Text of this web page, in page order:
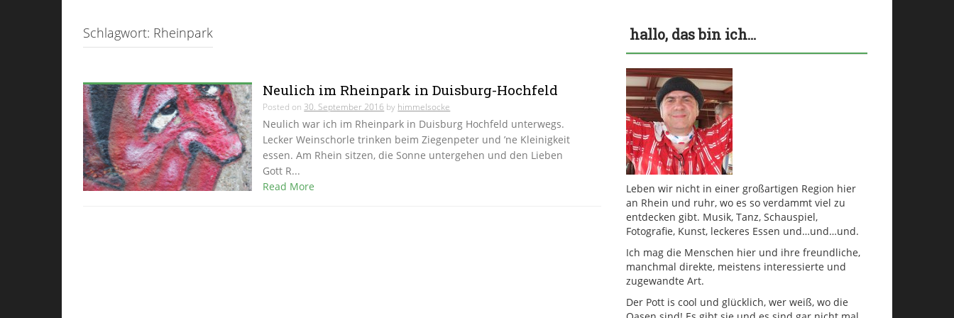
Schlagwort: Rheinpark
Neulich im Rheinpark in Duisburg-Hochfeld
Posted on30. September 2016 by himmelsocke
Neulich war ich im Rheinpark in Duisburg Hochfeld unterwegs.
Lecker Weinschorle trinken beim Ziegenpeter und ’ne Kleinigkeit
essen. Am Rhein sitzen, die Sonne untergehen und den Lieben
Gott R...
Read More
hallo, das bin ich…
Leben wir nicht in einer großartigen Region hier
an Rhein und ruhr, wo es so verdammt viel zu
entdecken gibt. Musik, Tanz, Schauspiel,
Fotografie, Kunst, leckeres Essen und…und…und.
Ich mag die Menschen hier und ihre freundliche,
manchmal direkte, meistens interessierte und
zugewandte Art.
Der Pott is cool und glücklich, wer weiß, wo die